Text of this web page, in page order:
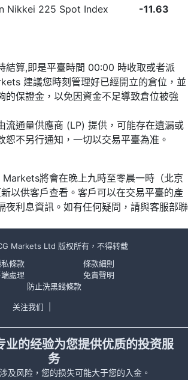
Nikkei 225 Spot Index -11.63
結算,即是平臺時間 00:00 時收取或者派
建議您時刻管理好已經開立的倉位，並
的保證金，以免因資金不足導致倉位被強
流通量供應商 (LP) 提供，可能存在遺漏或
恕不另行通知，一切以交易平臺為准。
將會在晚上九時至零晨一時（北京
以供客戶查看。客戶可以在交易平臺的產
夜利息資訊。如有任何疑問，請與客服部聯
Markets Ltd 版权所有，不得转载
私條款
條款細則
處理
免責聲明
防止洗黑錢條款
关注我们
业的经验为您提供优质的投资服
务
及风险，您的损失可能大于您的入金。